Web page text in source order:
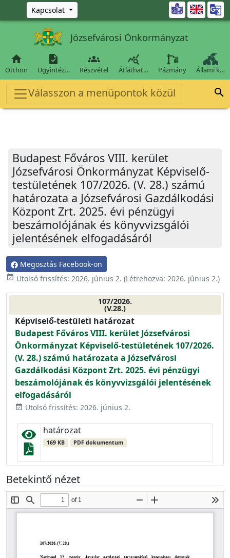
Ugrás a fő tartalomra
Kapcsolat 
Józsefvárosi Önkormányzat

Otthon

Ügyintéz…

Részvétel

Átláthat… Pázmány Állami k…
Válasszon a menüpontok közül 
Budapest Főváros VIII. kerület
Józsefvárosi Önkormányzat Képviselő-
testületének 107/2026. (V. 28.) számú
határozata a Józsefvárosi Gazdálkodási
Központ Zrt. 2025. évi pénzügyi
beszámolójának és könyvvizsgálói
jelentésének elfogadásáról
Megosztás Facebook-on
event_available Utolsó frissítés: 2026. június 2. (Létrehozva: 2026. június 2.)
107/2026.
(V.28.)
Képviselő-testületi határozat
Budapest Főváros VIII. kerület Józsefvárosi
Önkormányzat Képviselő-testületének 107/2026.
(V. 28.) számú határozata a Józsefvárosi
Gazdálkodási Központ Zrt. 2025. évi pénzügyi
beszámolójának és könyvvizsgálói jelentésének
elfogadásáról
event_available Utolsó frissítés: 2026. június 2.
határozat
169 KB PDF dokumentum
Betekintő nézet